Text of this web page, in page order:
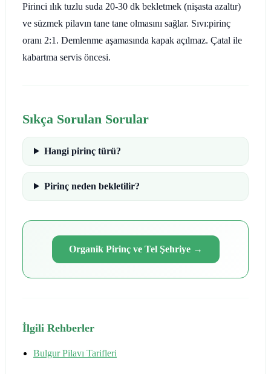
Pirinci ılık tuzlu suda 20-30 dk bekletmek (nişasta azaltır)
ve süzmek pilavın tane tane olmasını sağlar. Sıvı:pirinç
oranı 2:1. Demlenme aşamasında kapak açılmaz. Çatal ile
kabartma servis öncesi.
Sıkça Sorulan Sorular
Hangi pirinç türü?
Pirinç neden bekletilir?
Organik Pirinç ve Tel Şehriye→
İlgili Rehberler
Bulgur Pilavı Tarifleri